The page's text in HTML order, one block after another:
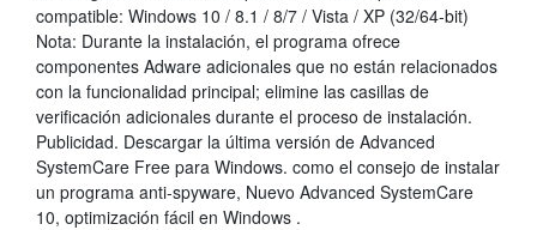
compatible: Windows 10 / 8.1 / 8/7 / Vista / XP (32/64-bit)
Nota: Durante la instalación, el programa ofrece
componentes Adware adicionales que no están relacionados
con la funcionalidad principal; elimine las casillas de
verificación adicionales durante el proceso de instalación.
Publicidad. Descargar la última versión de Advanced
SystemCare Free para Windows. como el consejo de instalar
un programa anti-spyware, Nuevo Advanced SystemCare
10, optimización fácil en Windows .